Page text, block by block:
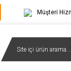
Müşteri